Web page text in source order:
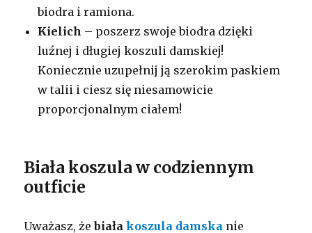
biodra i ramiona.
Kielich – poszerz swoje biodra dzięki
luźnej i długiej koszuli damskiej!
Koniecznie uzupełnij ją szerokim paskiem
w talii i ciesz się niesamowicie
proporcjonalnym ciałem!
Biała koszula w codziennym
outficie
Uważasz, żebiałakoszula damska nie